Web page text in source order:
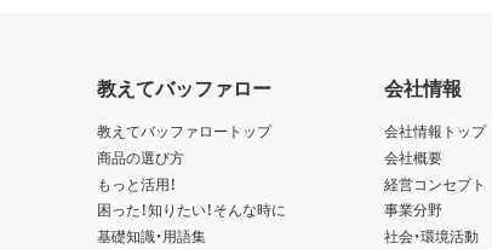
教えてバッファロー
教えてバッファロートップ
商品の選び方
もっと活用！
困った！知りたい！そんな時に
基礎知識・用語集
会社情報
会社情報トップ
会社概要
経営コンセプト
事業分野
社会・環境活動